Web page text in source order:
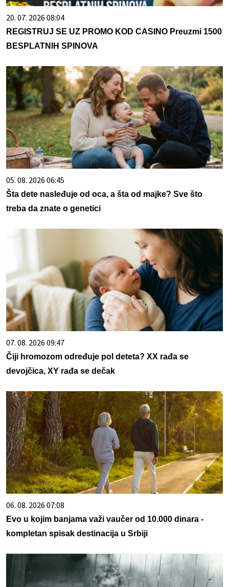
20. 07. 2026 08:04
REGISTRUJ SE UZ PROMO KOD CASINO Preuzmi 1500
BESPLATNIH SPINOVA
05. 08. 2026 06:45
Šta dete nasleđuje od oca, a šta od majke? Sve što
treba da znate o genetici
07. 08. 2026 09:47
Čiji hromozom određuje pol deteta? XX rađa se
devojčica, XY rađa se dečak
06. 08. 2026 07:08
Evo u kojim banjama važi vaučer od 10.000 dinara -
kompletan spisak destinacija u Srbiji